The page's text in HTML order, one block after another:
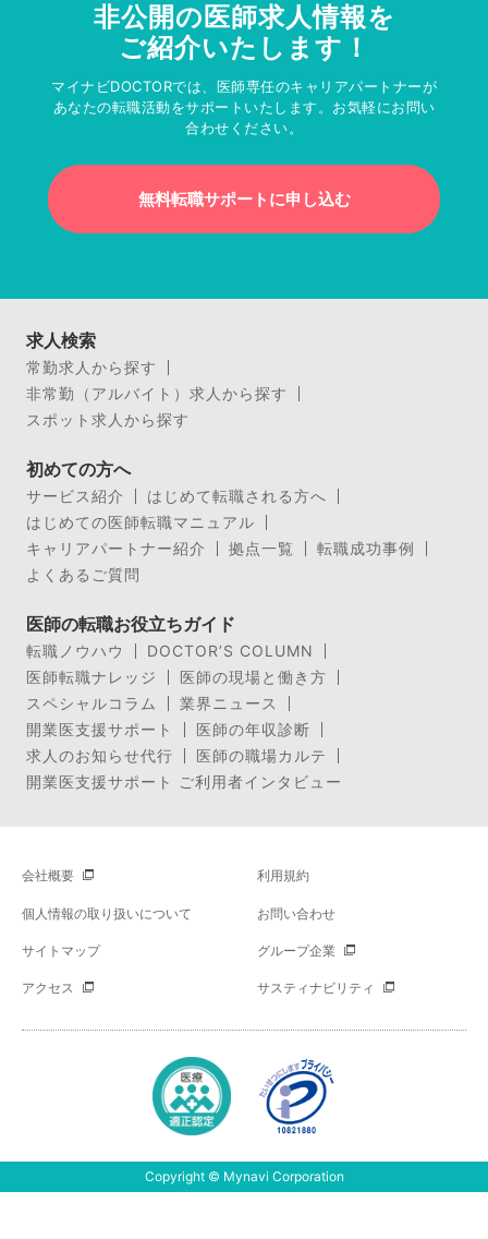
非公開の医師求人情報を
ご紹介いたします！
マイナビDOCTORでは、医師専任のキャリアパートナーが
あなたの転職活動をサポートいたします。お気軽にお問い
合わせください。
無料転職サポートに申し込む
求人検索
常勤求人から探す
非常勤（アルバイト）求人から探す
スポット求人から探す
初めての方へ
サービス紹介
はじめて転職される方へ
はじめての医師転職マニュアル
キャリアパートナー紹介
拠点一覧
転職成功事例
よくあるご質問
医師の転職お役立ちガイド
転職ノウハウ
DOCTOR’S COLUMN
医師転職ナレッジ
医師の現場と働き方
スペシャルコラム
業界ニュース
開業医支援サポート
医師の年収診断
求人のお知らせ代行
医師の職場カルテ
開業医支援サポート ご利用者インタビュー
会社概要 利用規約
個人情報の取り扱いについて お問い合わせ
サイトマップ グループ企業
アクセス サスティナビリティ
Copyright © Mynavi Corporation